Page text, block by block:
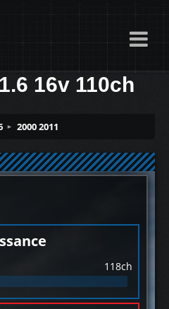
16v 110ch
2000 2011
118ch